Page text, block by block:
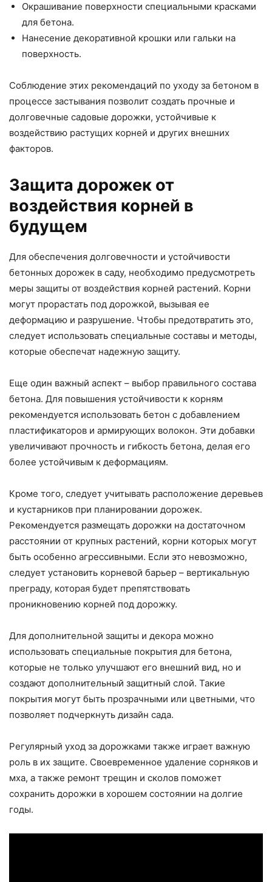
Окрашивание поверхности специальными красками
для бетона.
Нанесение декоративной крошки или гальки на
поверхность.
Соблюдение этих рекомендаций по уходу за бетоном в
процессе застывания позволит создать прочные и
долговечные садовые дорожки, устойчивые к
воздействию растущих корней и других внешних
факторов.
Защита дорожек от
воздействия корней в
будущем
Для обеспечения долговечности и устойчивости
бетонных дорожек в саду, необходимо предусмотреть
меры защиты от воздействия корней растений. Корни
могут прорастать под дорожкой, вызывая ее
деформацию и разрушение. Чтобы предотвратить это,
следует использовать специальные составы и методы,
которые обеспечат надежную защиту.
Еще один важный аспект – выбор правильного состава
бетона. Для повышения устойчивости к корням
рекомендуется использовать бетон с добавлением
пластификаторов и армирующих волокон. Эти добавки
увеличивают прочность и гибкость бетона, делая его
более устойчивым к деформациям.
Кроме того, следует учитывать расположение деревьев
и кустарников при планировании дорожек.
Рекомендуется размещать дорожки на достаточном
расстоянии от крупных растений, корни которых могут
быть особенно агрессивными. Если это невозможно,
следует установить корневой барьер – вертикальную
преграду, которая будет препятствовать
проникновению корней под дорожку.
Для дополнительной защиты и декора можно
использовать специальные покрытия для бетона,
которые не только улучшают его внешний вид, но и
создают дополнительный защитный слой. Такие
покрытия могут быть прозрачными или цветными, что
позволяет подчеркнуть дизайн сада.
Регулярный уход за дорожками также играет важную
роль в их защите. Своевременное удаление сорняков и
мха, а также ремонт трещин и сколов поможет
сохранить дорожки в хорошем состоянии на долгие
годы.